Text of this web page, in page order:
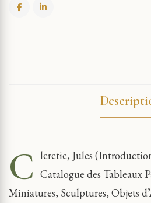
C leretie, Jules
Catalogue des Tableaux
Miniatures, Sculptures, Objets